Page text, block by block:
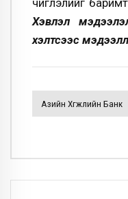
Хэвлэл
хэлтсээс
Азийн Хөгжлийн Банк